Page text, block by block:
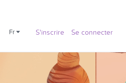
fr S'inscrire Se connecter